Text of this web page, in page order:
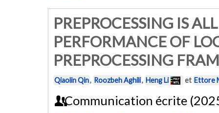
PREPROCESSING IS
PERFORMANCE OF
PREPROCESSING
Qiaolin Qin, Roozbeh Aghili, Heng Li et Ettore
Communication écrite